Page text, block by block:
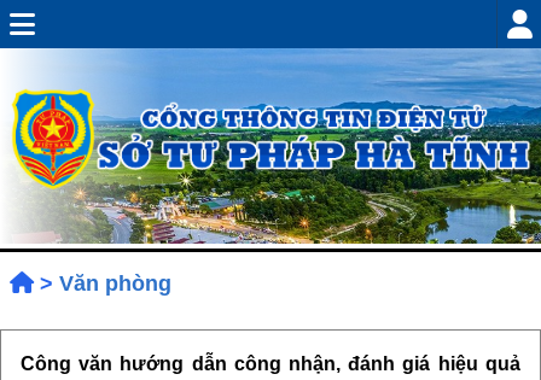
> Văn phòng
Công văn hướng dẫn công nhận, đánh giá hiệu quả